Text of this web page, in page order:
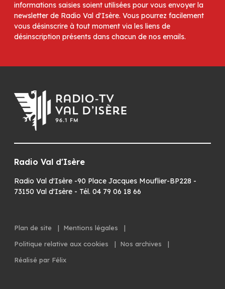
informations saisies soient utilisées pour vous envoyer la
newsletter de Radio Val d'Isère. Vous pourrez facilement
vous désinscrire à tout moment via les liens de
désinscription présents dans chacun de nos emails.
Radio Val d'Isère
Radio Val d'Isère -90 Place Jacques Mouflier-BP228 -
73150 Val d'Isère - Tél. 04 79 06 18 66
Plan de site | Mentions légales
|
Politique relative aux cookies
| Nos archives
|
Réalisé par Félix